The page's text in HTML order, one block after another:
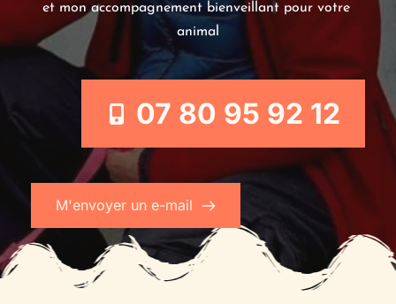
et mon accompagnement bienveillant pour votre
animal
07 80 95 92 12
M'envoyer un e-mail